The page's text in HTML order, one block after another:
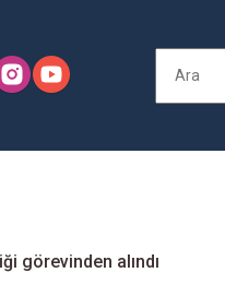
görevinden alındı